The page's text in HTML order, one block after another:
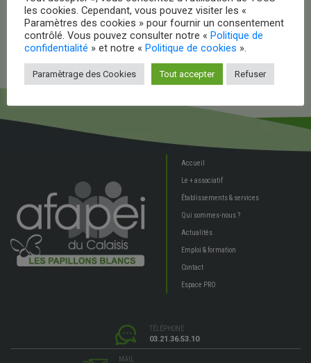
Accueil
Le + associatif
Établissements & services
Qui sommes-nous ?
Actualités
Emploi & formation
Contact
Espace PRO
TÉLÉPHONE
03.21.36.53.10
MAIL
les cookies. Cependant, vous pouvez visiter les «
Paramètres des cookies » pour fournir un consentement
contrôlé. Vous pouvez consulter notre « Politique de
confidentialité » et notre « Politique de cookies ».
Paramètrage des Cookies Tout accepter Refuser